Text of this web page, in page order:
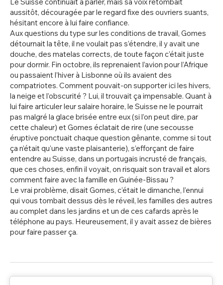
aussitôt, découragée par le regard fixe des ouvriers suants,
hésitant encore à lui faire confiance.
Aux questions du type sur les conditions de travail, Gomes
détournait la tête, il ne voulait pas s’étendre, il y avait une
douche, des matelas corrects, de toute façon c’était juste
pour dormir. Fin octobre, ils reprenaient l’avion pour l’Afrique
ou passaient l’hiver à Lisbonne où ils avaient des
compatriotes. Comment pouvait-on supporter ici les hivers,
la neige et l’obscurité ? Lui, il trouvait ça impensable. Quant à
lui faire articuler leur salaire horaire, le Suisse ne le pourrait
pas malgré la glace brisée entre eux (si l’on peut dire, par
cette chaleur) et Gomes éclatait de rire (une secousse
éruptive ponctuait chaque question gênante, comme si tout
ça n’était qu’une vaste plaisanterie), s’efforçant de faire
entendre au Suisse, dans un portugais incrusté de français,
que ces choses, enfin il voyait, on risquait son travail et alors
comment faire avec la famille en Guinée-Bissau ?
Le vrai problème, disait Gomes, c’était le dimanche, l’ennui
qui vous tombait dessus dès le réveil, les familles des autres
au complet dans les jardins et un de ces cafards après le
téléphone au pays. Heureusement, il y avait assez de bières
pour faire passer ça.